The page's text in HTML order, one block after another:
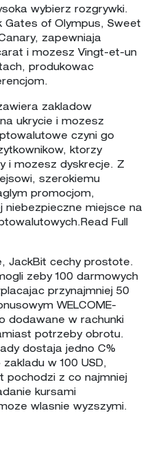
wybierz rozgrywki.
Gates of Olympus, Sweet
zapewniaja
i mozesz Vingt-et-un
produkowac
zakladow
ukrycie i mozesz
czyni go
ktorzy
i mozesz dyskrecje. Z
szerokiemu
promocjom,
niebezpieczne miejsce na
Full
JackBit cechy prostote.
zeby 100 darmowych
przynajmniej 50
WELCOME-
dodawane w rachunki
potrzeby obrotu.
dostaja jedno C%
w 100 USD,
pochodzi z co najmniej
kursami
wlasnie wyzszymi.